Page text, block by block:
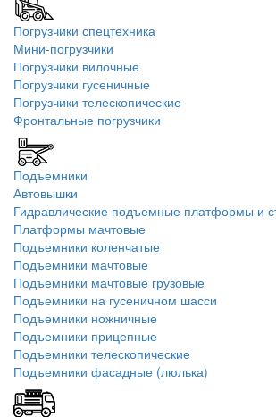
Погрузчики спецтехника
Мини-погрузчики
Погрузчики вилочные
Погрузчики гусеничные
Погрузчики телескопические
Фронтальные погрузчики
Подъемники
Автовышки
Гидравлические подъемные платформы и
Платформы мачтовые
Подъемники коленчатые
Подъемники мачтовые
Подъемники мачтовые грузовые
Подъемники на гусеничном шасси
Подъемники ножничные
Подъемники прицепные
Подъемники телескопические
Подъемники фасадные (люлька)